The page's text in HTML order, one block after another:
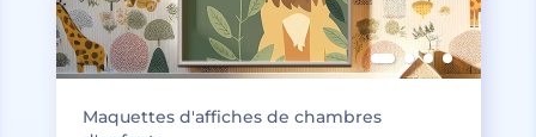
Maquettes d'affiches de chambres